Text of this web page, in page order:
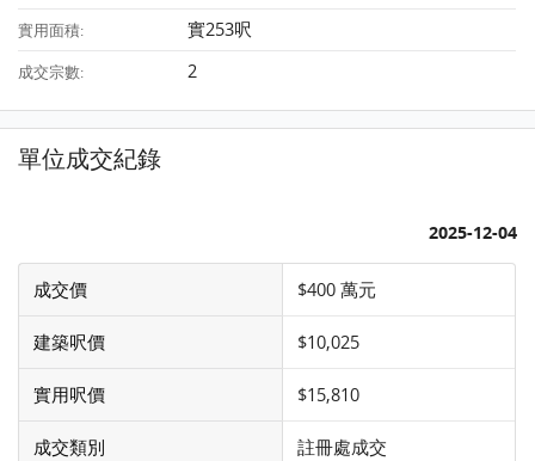
實用面積: 實253呎
成交宗數: 2
單位成交紀錄
2025-12-04
成交價 $400 萬元
建築呎價 $10,025
實用呎價 $15,810
成交類別 註冊處成交